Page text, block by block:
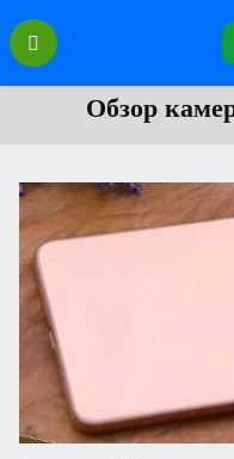
Перейти
содержаниюОбзор